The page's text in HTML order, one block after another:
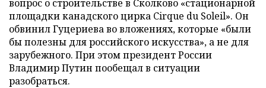
вопрос о строительстве в Сколково «стационарной
площадки канадского цирка Cirque du Soleil». Он
обвинил Гуцериева во вложениях, которые «были
бы полезны для российского искусства», а не для
зарубежного. При этом президент России
Владимир Путин пообещал в ситуации
разобраться.